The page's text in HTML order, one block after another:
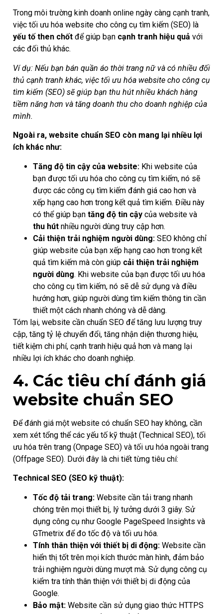
Trong môi trường kinh doanh online ngày càng cạnh tranh,
việc tối ưu hóa website cho công cụ tìm kiếm (SEO) là
yếu tố then chốt để giúp bạn cạnh tranh hiệu quả với
các đối thủ khác.
Ví dụ: Nếu bạn bán quần áo thời trang nữ và có nhiều đối
thủ cạnh tranh khác, việc tối ưu hóa website cho công cụ
tìm kiếm (SEO) sẽ giúp bạn thu hút nhiều khách hàng
tiềm năng hơn và tăng doanh thu cho doanh nghiệp của
mình.
Ngoài ra, website chuẩn SEO còn mang lại nhiều lợi
ích khác như:
Tăng độ tin cậy của website: Khi website của
bạn được tối ưu hóa cho công cụ tìm kiếm, nó sẽ
được các công cụ tìm kiếm đánh giá cao hơn và
xếp hạng cao hơn trong kết quả tìm kiếm. Điều này
có thể giúp bạn tăng độ tin cậy của website và
thu hút nhiều người dùng truy cập hơn.
Cải thiện trải nghiệm người dùng: SEO không chỉ
giúp website của bạn xếp hạng cao hơn trong kết
quả tìm kiếm mà còn giúp cải thiện trải nghiệm
người dùng. Khi website của bạn được tối ưu hóa
cho công cụ tìm kiếm, nó sẽ dễ sử dụng và điều
hướng hơn, giúp người dùng tìm kiếm thông tin cần
thiết một cách nhanh chóng và dễ dàng.
Tóm lại, website cần chuẩn SEO để tăng lưu lượng truy
cập, tăng tỷ lệ chuyển đổi, tăng nhận diện thương hiệu,
tiết kiệm chi phí, cạnh tranh hiệu quả hơn và mang lại
nhiều lợi ích khác cho doanh nghiệp.
4. Các tiêu chí đánh giá
website chuẩn SEO
Để đánh giá một website có chuẩn SEO hay không, cần
xem xét tổng thể các yếu tố kỹ thuật (Technical SEO), tối
ưu hóa trên trang (Onpage SEO) và tối ưu hóa ngoài trang
(Offpage SEO). Dưới đây là chi tiết từng tiêu chí:
Technical SEO (SEO kỹ thuật):
Tốc độ tải trang: Website cần tải trang nhanh
chóng trên mọi thiết bị, lý tưởng dưới 3 giây. Sử
dụng công cụ như Google PageSpeed Insights và
GTmetrix để đo tốc độ và tối ưu hóa.
Tính thân thiện với thiết bị di động: Website cần
hiển thị tốt trên mọi kích thước màn hình, đảm bảo
trải nghiệm người dùng mượt mà. Sử dụng công cụ
kiểm tra tính thân thiện với thiết bị di động của
Google.
Bảo mật: Website cần sử dụng giao thức HTTPS